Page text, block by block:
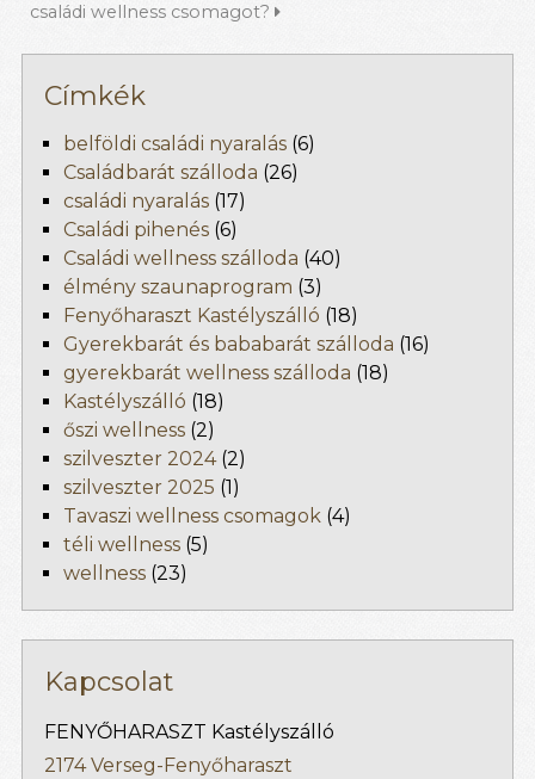
családi wellness csomagot?
Címkék
belföldi családi nyaralás (6)
Családbarát szálloda (26)
családi nyaralás (17)
Családi pihenés (6)
Családi wellness szálloda (40)
élmény szaunaprogram (3)
Fenyőharaszt Kastélyszálló (18)
Gyerekbarát és bababarát szálloda (16)
gyerekbarát wellness szálloda (18)
Kastélyszálló (18)
őszi wellness (2)
szilveszter 2024(2)
szilveszter 2025 (1)
Tavaszi wellness csomagok (4)
téli wellness (5)
wellness (23)
Kapcsolat
FENYŐHARASZT Kastélyszálló
2174 Verseg-Fenyőharaszt